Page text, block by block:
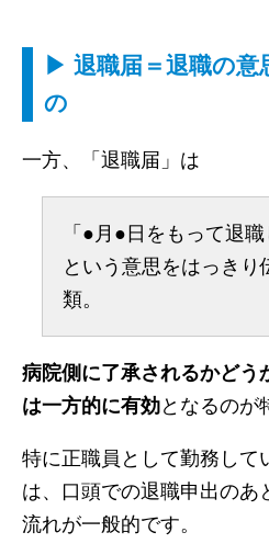
▶ 退職届＝退職の意
の
一方、「退職届」は
「●月●日をもって退職
という意思をはっきり
類。
病院側に了承されるかどう
は一方的に有効となるのが
特に正職員として勤務して
は、口頭での退職申出のあ
流れが一般的です。